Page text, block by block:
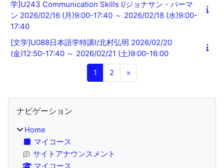
学]U243 Communication Skills Ⅰ/ジョナサン・バーマ
ン 2026/02/16 (月)9:00-17:40 ～ 2026/02/18 (水)9:00-
17:40
[文学]U088日本語学特講Ⅰ/北村弘明 2026/02/20
(金)12:50-17:40 ～ 2026/02/21 (土)9:00-16:00
1 ページ 1
2 ページ 2
»
ブロック
ナビゲーション
Home
マイコース
サイトアナウンスメント
マイコース